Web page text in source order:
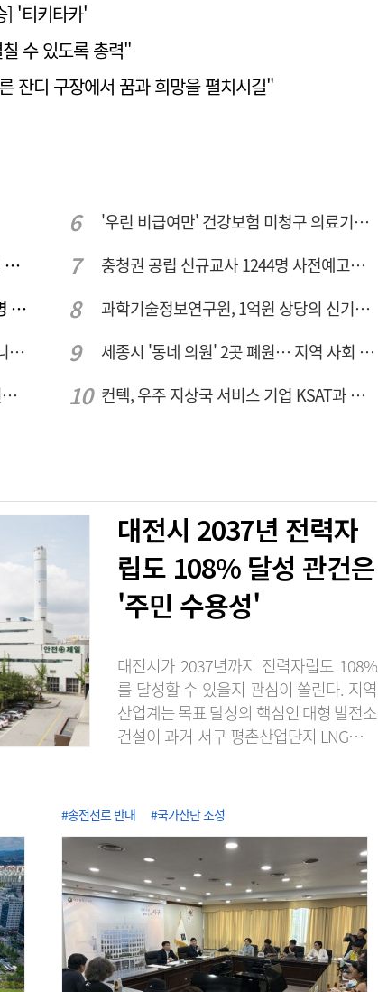
] '티키타카'
수 있도록 총력"
잔디 구장에서 꿈과 희망을 펼치시길"
학교 믿고 입주했는데…입주민 "교육청 중재 나서라"
부산 동구, 북항 해양레저에 시민 1000명 모였다
[르포] 대청호 녹조 시작점 추소리 가보니…걷어내도 짙은 초록빛
[교육부 하반기 업무계획] 국가인재위원회 신설… 거점국립대 3곳 성장엔진·AI 분야 패키지 지원
'우린 비급여만' 건강보험 미청구 의료기관 대전 65곳 충남 31곳
충청권 공립 신규교사 1244명 사전예고… 대전 초등 34명서 4명으로
과학기술정보연구원, 1억원 상당의 신기술 기업 이전 완료
세종시 '동네 의원' 2곳 폐원… 지역 사회 도마 위
컨텍, 우주 지상국 서비스 기업 KSAT과 안테나 6기 계약 체결
대전시 2037년 전력자
립도 108% 달성 관건은
'주민 수용성'
대전시가 2037년까지 전력자립도 108%
를 달성할 수 있을지 관심이 쏠린다. 지역
산업계는 목표 달성의 핵심인 대형 발전소
건설이 과거 서구 평촌산업단지 LNG발전
인 시각을 보이고 있다. 6일 에너지경제연
르면 2024년 기준 대전의 전력자립도는
2.96%로 전국 17개 광역시·도 가운데 최
저 수준을 기록했다. 전력자립도가 5%를
밑도는 지역은 전국에서 대전이 유일하다.
16위 광주(9.56%)의 3분의 1에도 못..
#송전선로 반대 #국가산단 조성